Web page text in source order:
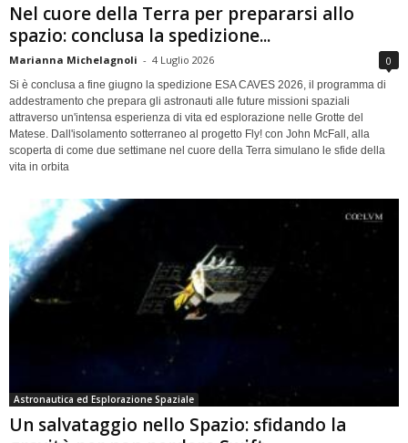
Nel cuore della Terra per prepararsi allo
spazio: conclusa la spedizione...
Marianna Michelagnoli - 4 Luglio 2026 0
Si è conclusa a fine giugno la spedizione ESA CAVES 2026, il programma di
addestramento che prepara gli astronauti alle future missioni spaziali
attraverso un'intensa esperienza di vita ed esplorazione nelle Grotte del
Matese. Dall'isolamento sotterraneo al progetto Fly! con John McFall, alla
scoperta di come due settimane nel cuore della Terra simulano le sfide della
vita in orbita
Astronautica ed Esplorazione Spaziale
Un salvataggio nello Spazio: sfidando la